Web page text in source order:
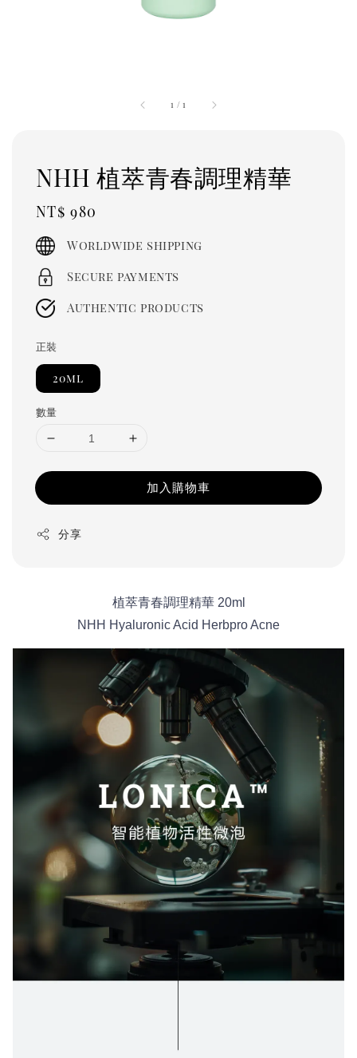
1 /1
NHH 植萃青春調理精華
Regular
price
NT$ 980
Worldwide shipping
Secure payments
Authentic products
正裝
20ml
數量
加入購物車
分享
植萃青春調理精華 20ml
NHH Hyaluronic Acid Herbpro Acne